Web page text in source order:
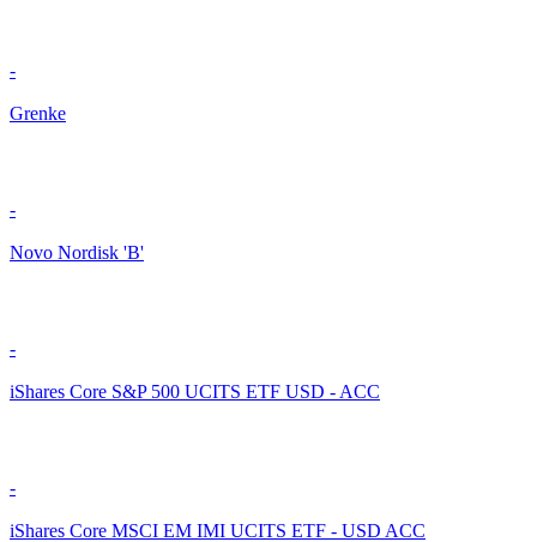
-
Grenke
-
Novo Nordisk 'B'
-
iShares Core S&P 500 UCITS ETF USD - ACC
-
iShares Core MSCI EM IMI UCITS ETF - USD ACC